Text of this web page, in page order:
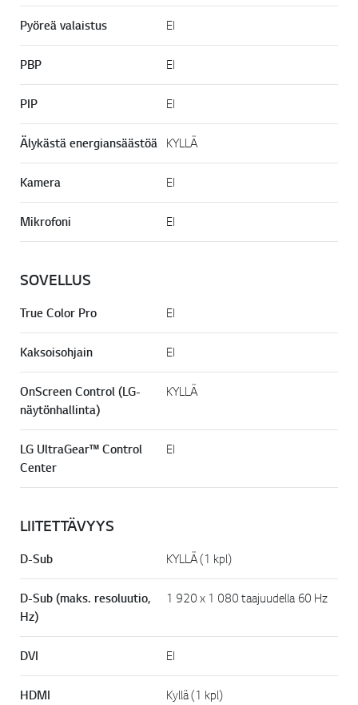
Pyöreä valaistus EI
PBP EI
PIP EI
Älykästä energiansäästöä KYLLÄ
Kamera EI
Mikrofoni EI
SOVELLUS
True Color Pro EI
Kaksoisohjain EI
OnScreen Control (LG-
näytönhallinta)
KYLLÄ
LG UltraGear™ Control
Center
EI
LIITETTÄVYYS
D-Sub KYLLÄ (1 kpl)
D-Sub (maks. resoluutio,
Hz)
1 920 x 1 080 taajuudella 60 Hz
DVI EI
HDMI Kyllä (1 kpl)